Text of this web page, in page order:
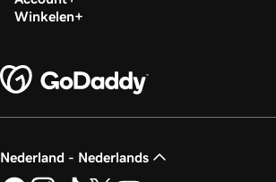
Winkelen
Nederland - Nederlands